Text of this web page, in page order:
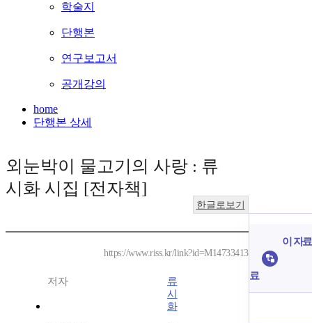
학술지
단행본
연구보고서
공개강의
home
단행본 상세
외눈박이 물고기의 사랑 : 류
시화 시집 [전자책]
한글로보기
https://www.riss.kr/link?id=M14733413
저자
류
시
화
이 자
료